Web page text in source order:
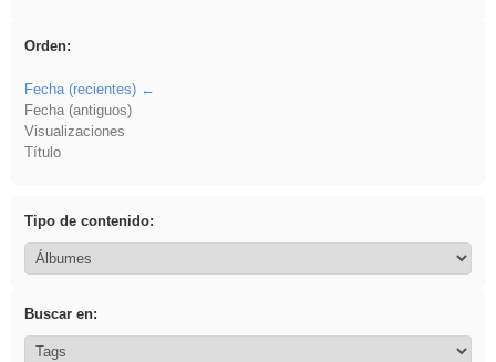
Orden:
Fecha (recientes)
Fecha (antiguos)
Visualizaciones
Título
Tipo de contenido:
Buscar en: